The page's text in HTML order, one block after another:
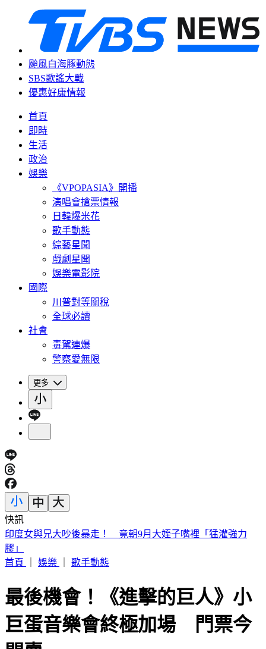
颱風白海豚動態
SBS歌謠大戰
優惠好康情報
首頁
即時
生活
政治
娛樂
《VPOPASIA》開播
演唱會搶票情報
日韓爆米花
歌手動態
綜藝星聞
戲劇星聞
娛樂電影院
國際
川普對等關稅
全球必讀
社會
毒駕連爆
警察愛無限
更多
快訊
白海豚颱風「紮實雨帶」又來了！鄭明典急籲：晚上別出門
首頁
最後機會！《進擊的巨人》小
巨蛋音樂會終極加場 門票今
開賣